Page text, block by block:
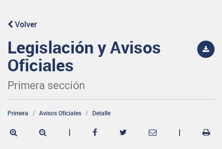
Volver
Legislación y Avisos
Oficiales
Primera sección
Primera Avisos Oficiales Detalle
| |